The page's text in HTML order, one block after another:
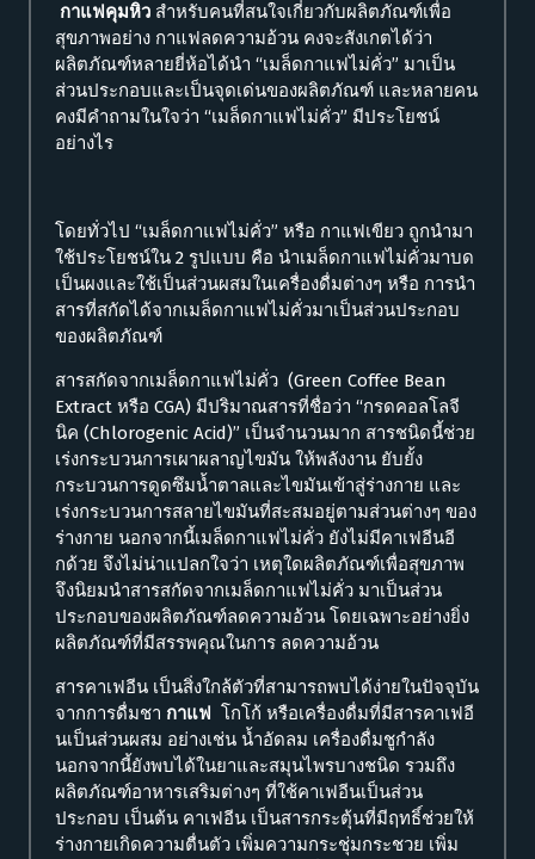
กาแฟคุมหิว สำหรับคนที่สนใจเกี่ยวกับผลิตภัณฑ์เพื่อ
สุขภาพอย่าง กาแฟลดความอ้วน คงจะสังเกตได้ว่า
ผลิตภัณฑ์หลายยี่ห้อได้นำ “เมล็ดกาแฟไม่คั่ว” มาเป็น
ส่วนประกอบและเป็นจุดเด่นของผลิตภัณฑ์ และหลายคน
คงมีคำถามในใจว่า “เมล็ดกาแฟไม่คั่ว” มีประโยชน์
อย่างไร
โดยทั่วไป “เมล็ดกาแฟไม่คั่ว” หรือ กาแฟเขียว ถูกนำมา
ใช้ประโยชน์ใน 2 รูปแบบ คือ นำเมล็ดกาแฟไม่คั่วมาบด
เป็นผงและใช้เป็นส่วนผสมในเครื่องดื่มต่างๆ หรือ การนำ
สารที่สกัดได้จากเมล็ดกาแฟไม่คั่วมาเป็นส่วนประกอบ
ของผลิตภัณฑ์
สารสกัดจากเมล็ดกาแฟไม่คั่ว (Green Coffee Bean
Extract หรือ CGA) มีปริมาณสารที่ชื่อว่า “กรดคอลโลจี
นิค (Chlorogenic Acid)” เป็นจำนวนมาก สารชนิดนี้ช่วย
เร่งกระบวนการเผาผลาญไขมัน ให้พลังงาน ยับยั้ง
กระบวนการดูดซึมน้ำตาลและไขมันเข้าสู่ร่างกาย และ
เร่งกระบวนการสลายไขมันที่สะสมอยู่ตามส่วนต่างๆ ของ
ร่างกาย นอกจากนี้เมล็ดกาแฟไม่คั่ว ยังไม่มีคาเฟอีนอี
กด้วย จึงไม่น่าแปลกใจว่า เหตุใดผลิตภัณฑ์เพื่อสุขภาพ
จึงนิยมนำสารสกัดจากเมล็ดกาแฟไม่คั่ว มาเป็นส่วน
ประกอบของผลิตภัณฑ์ลดความอ้วน โดยเฉพาะอย่างยิ่ง
ผลิตภัณฑ์ที่มีสรรพคุณในการ ลดความอ้วน
สารคาเฟอีน เป็นสิ่งใกล้ตัวที่สามารถพบได้ง่ายในปัจจุบัน
จากการดื่มชา กาแฟ
โกโก้ หรือเครื่องดื่มที่มีสารคาเฟอี
นเป็นส่วนผสม อย่างเช่น น้ำอัดลม เครื่องดื่มชูกำลัง
นอกจากนี้ยังพบได้ในยาและสมุนไพรบางชนิด รวมถึง
ผลิตภัณฑ์อาหารเสริมต่างๆ ที่ใช้คาเฟอีนเป็นส่วน
ประกอบ เป็นต้น คาเฟอีน เป็นสารกระตุ้นที่มีฤทธิ์ช่วยให้
ร่างกายเกิดความตื่นตัว เพิ่มความกระชุ่มกระชวย เพิ่ม